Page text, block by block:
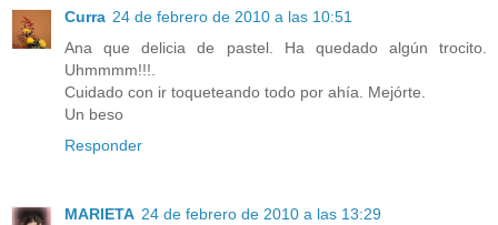
Curra 24 de febrero de 2010 a las 10:51
Ana que delicia de pastel. Ha quedado algún trocito.
Uhmmmm!!!.
Cuidado con ir toqueteando todo por ahía. Mejórte.
Un beso
Responder
MARIETA 24 de febrero de 2010 a las 13:29